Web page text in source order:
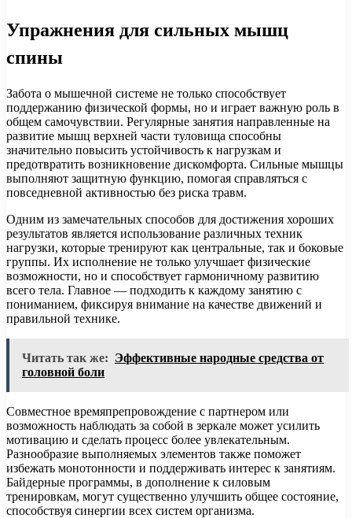
Упражнения для сильных мышц
спины
Забота о мышечной системе не только способствует
поддержанию физической формы, но и играет важную роль в
общем самочувствии. Регулярные занятия направленные на
развитие мышц верхней части туловища способны
значительно повысить устойчивость к нагрузкам и
предотвратить возникновение дискомфорта. Сильные мышцы
выполняют защитную функцию, помогая справляться с
повседневной активностью без риска травм.
Одним из замечательных способов для достижения хороших
результатов является использование различных техник
нагрузки, которые тренируют как центральные, так и боковые
группы. Их исполнение не только улучшает физические
возможности, но и способствует гармоничному развитию
всего тела. Главное — подходить к каждому занятию с
пониманием, фиксируя внимание на качестве движений и
правильной технике.
Читать так же: Эффективные народные средства от
головной боли
Совместное времяпрепровождение с партнером или
возможность наблюдать за собой в зеркале может усилить
мотивацию и сделать процесс более увлекательным.
Разнообразие выполняемых элементов также поможет
избежать монотонности и поддерживать интерес к занятиям.
Байдерные программы, в дополнение к силовым
тренировкам, могут существенно улучшить общее состояние,
способствуя синергии всех систем организма.